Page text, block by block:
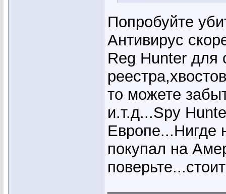
Попробуйте
Антивирус
Reg Hunter для
то можете
и.т.д...Spy
Европе...Нигде
покупал на